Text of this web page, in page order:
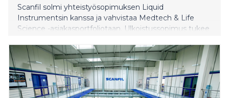
Scanfil solmi yhteistyösopimuksen Liquid
Instrumentsin kanssa ja vahvistaa Medtech & Life
Science -asiakasportfoliotaan. Ulkoistussopimus tukee
Australiassa. Tuotanto tapahtuu Scanfilin Melbournen
tehtaalla, mikä vahvistaa maan sisäisiä toimitusketjuja
ja laajentaa toimintaa Australiassa. Strateginen
kumppanuus tehostaa tuotantoa ja toimitusketjun
hallintaa.